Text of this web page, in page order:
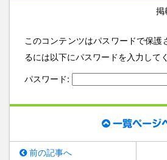
掲
このコンテンツはパスワードで保護
るには以下にパスワードを入力して
パスワード:
一覧ページ
前の記事へ